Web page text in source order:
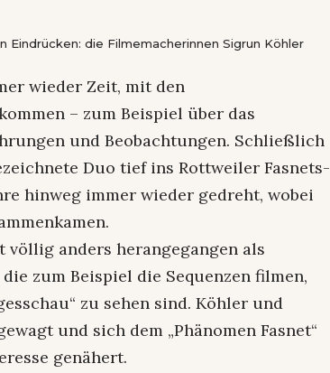
Eindrücken: die Filmemacherinnen Sigrun Köhler
wieder Zeit, mit den
– zum Beispiel über das
und Beobachtungen. Schließlich
Duo tief ins Rottweiler Fasnets-
hinweg immer wieder gedreht, wobei
völlig anders herangegangen als
zum Beispiel die Sequenzen filmen,
zu sehen sind. Köhler und
und sich dem „Phänomen Fasnet“
genähert.